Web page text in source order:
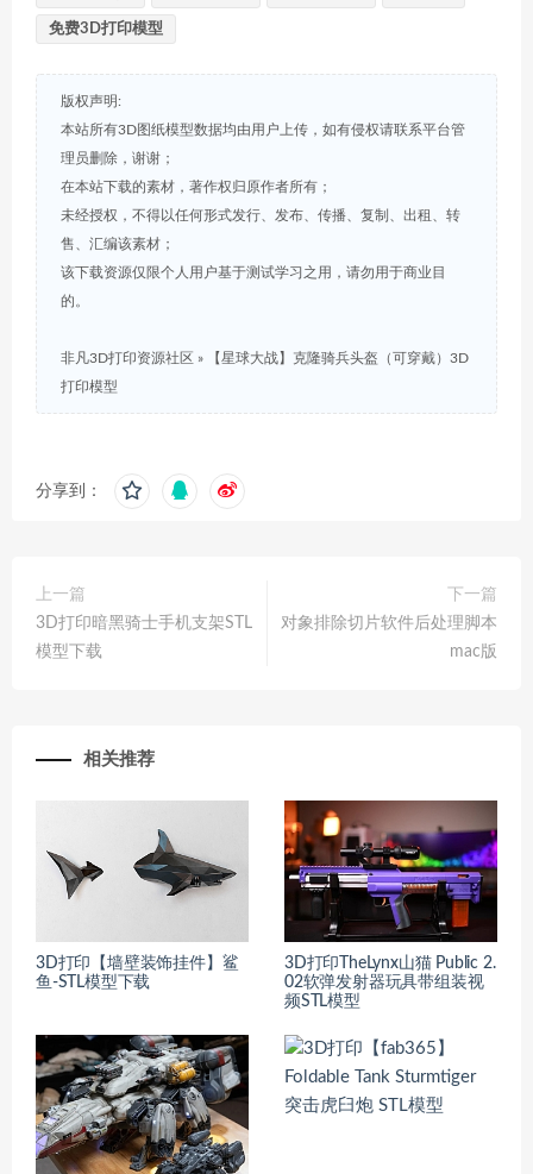
免费3D打印模型
版权声明:
本站所有3D图纸模型数据均由用户上传，如有侵权请联系平台管
理员删除，谢谢；
在本站下载的素材，著作权归原作者所有；
未经授权，不得以任何形式发行、发布、传播、复制、出租、转
售、汇编该素材；
该下载资源仅限个人用户基于测试学习之用，请勿用于商业目
的。
非凡3D打印资源社区 »
【星球大战】克隆骑兵头盔（可穿戴）3D
打印模型
分享到：
上一篇
3D打印暗黑骑士手机支架STL
模型下载
下一篇
对象排除切片软件后处理脚本
mac版
相关推荐
3D打印【墙壁装饰挂件】鲨
鱼-STL模型下载
3D打印TheLynx山猫 Public 2.
02软弹发射器玩具带组装视
频STL模型